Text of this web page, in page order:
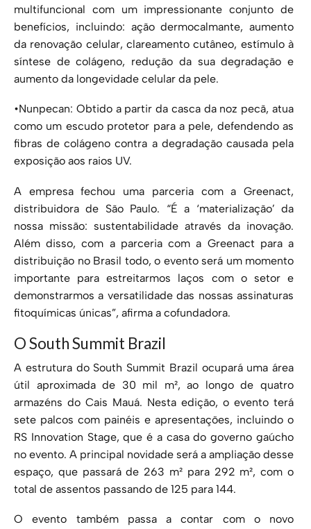
multifuncional com um impressionante conjunto de
benefícios, incluindo: ação dermocalmante, aumento
da renovação celular, clareamento cutâneo, estímulo à
síntese de colágeno, redução da sua degradação e
aumento da longevidade celular da pele.
•Nunpecan: Obtido a partir da casca da noz pecã, atua
como um escudo protetor para a pele, defendendo as
fibras de colágeno contra a degradação causada pela
exposição aos raios UV.
A empresa fechou uma parceria com a Greenact,
distribuidora de São Paulo. “É a ‘materialização’ da
nossa missão: sustentabilidade através da inovação.
Além disso, com a parceria com a Greenact para a
distribuição no Brasil todo, o evento será um momento
importante para estreitarmos laços com o setor e
demonstrarmos a versatilidade das nossas assinaturas
fitoquímicas únicas”, afirma a cofundadora.
O South Summit Brazil
A estrutura do South Summit Brazil ocupará uma área
útil aproximada de 30 mil m², ao longo de quatro
armazéns do Cais Mauá. Nesta edição, o evento terá
sete palcos com painéis e apresentações, incluindo o
RS Innovation Stage, que é a casa do governo gaúcho
no evento. A principal novidade será a ampliação desse
espaço, que passará de 263 m² para 292 m², com o
total de assentos passando de 125 para 144.
O evento também passa a contar com o novo